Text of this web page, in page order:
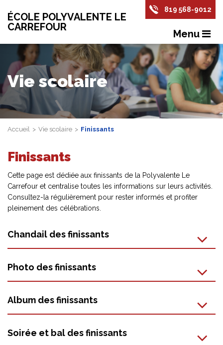
ÉCOLE POLYVALENTE LE
CARREFOUR
819 568-9012
Menu
Vie scolaire
Accueil Vie scolaire Finissants
Finissants
Cette page est dédiée aux finissants de la Polyvalente Le
Carrefour et centralise toutes les informations sur leurs activités.
Consultez-la régulièrement pour rester informés et profiter
pleinement des célébrations.
Chandail des finissants
Photo des finissants
Album des finissants
Soirée et bal des finissants